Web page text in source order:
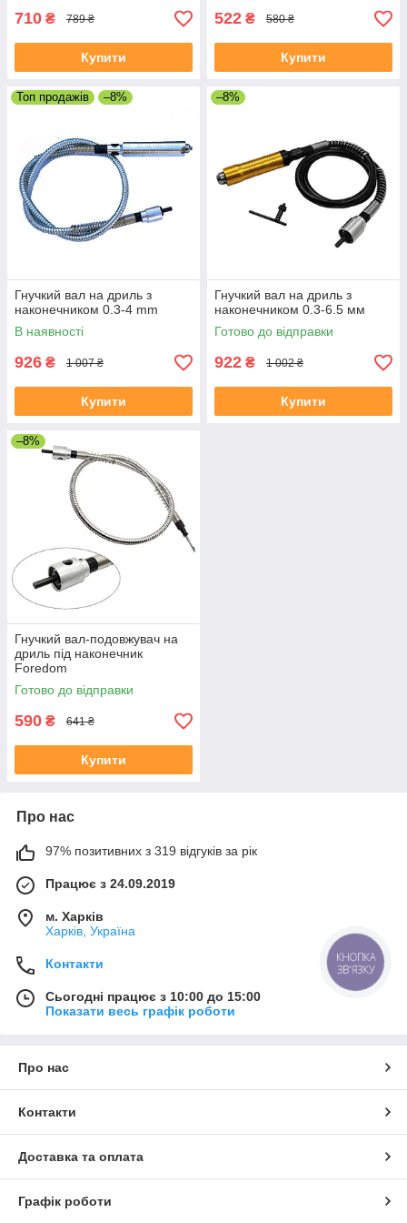
710 ₴ 789 ₴
Купити
522 ₴ 580 ₴
Купити
Топ продажів –8%
Гнучкий вал на дриль з
наконечником 0.3-4 mm
В наявності
926 ₴ 1 007 ₴
Купити
–8%
Гнучкий вал на дриль з
наконечником 0.3-6.5 мм
Готово до відправки
922 ₴ 1 002 ₴
Купити
–8%
Гнучкий вал-подовжувач на
дриль під наконечник
Foredom
Готово до відправки
590 ₴ 641 ₴
Купити
Про нас
97% позитивних з 319 відгуків за рік
Працює з 24.09.2019
м. Харків
Харків, Україна
Контакти
Сьогодні працює з 10:00 до 15:00
Показати весь графік роботи
Про нас
Контакти
Доставка та оплата
Графік роботи
КНОПКА
ЗВ'ЯЗКУ